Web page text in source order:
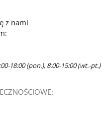
z nami
18:00 (pon.), 8:00-15:00 (wt.-pt.)